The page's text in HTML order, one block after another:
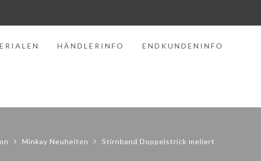
HÄNDLERINFO ENDKUNDENINFO
Minkay Neuheiten Stirnband Doppelstrick meliert